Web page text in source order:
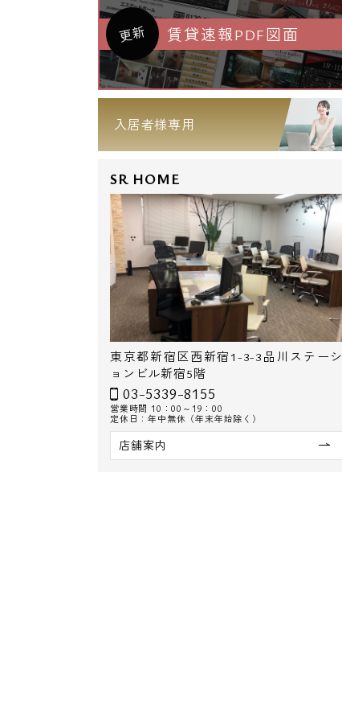
更新 賃貸速報PDF図面
入居者様専用
SR HOME
東京都新宿区西新宿1-3-3品川ステーシ
ョンビル新宿5階
03-5339-8155
営業時間 10：00～19：00
定休日：年中無休（年末年始除く）
店舗案内